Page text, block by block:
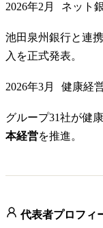
2026年2月 ネット
池田泉州銀行と連携
入を正式発表。
2026年3月 健康経
グループ31社が健
本経営を推進。
代表者プロフィ